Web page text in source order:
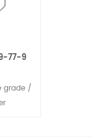
77-9
grade /